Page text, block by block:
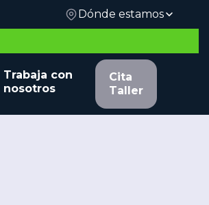
Dónde estamos
Trabaja con
nosotros
Cita
Taller
Cita Taller